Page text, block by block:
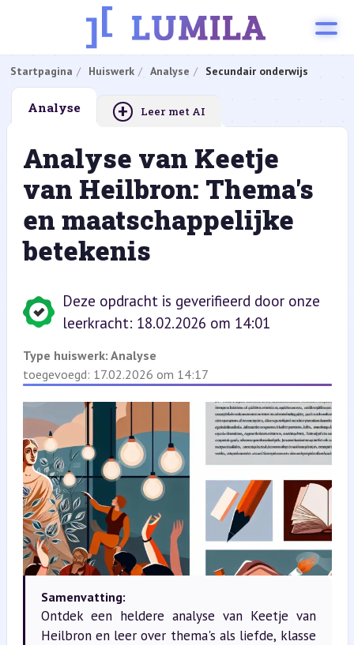
Startpagina Huiswerk Analyse Secundair onderwijs
Analyse + Leer met AI
Analyse van Keetje
van Heilbron: Thema's
en maatschappelijke
betekenis
Deze opdracht is geverifieerd door onze
leerkracht: 18.02.2026 om 14:01
Type huiswerk: Analyse
toegevoegd: 17.02.2026 om 14:17
Samenvatting:
Ontdek een heldere analyse van Keetje van
Heilbron en leer over thema's als liefde, klasse